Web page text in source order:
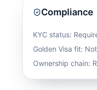
Compliance
KYC status:
Golden Visa fit:
Ownership chain: